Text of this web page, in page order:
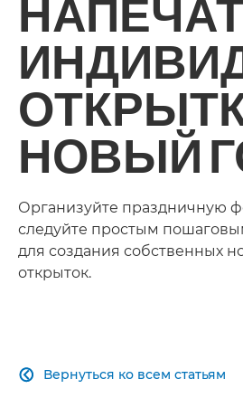
НОВЫЙ
Организуйте праздничную
следуйте простым
для создания собственных
открыток.
Вернуться ко всем статьям
